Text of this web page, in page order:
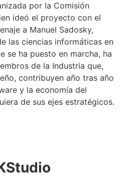
por la Comisión
ideó el proyecto con el
a Manuel Sadosky,
las ciencias informáticas en
se ha puesto en marcha, ha
de la Industria que,
contribuyen año tras año
y la economía del
de sus ejes estratégicos.